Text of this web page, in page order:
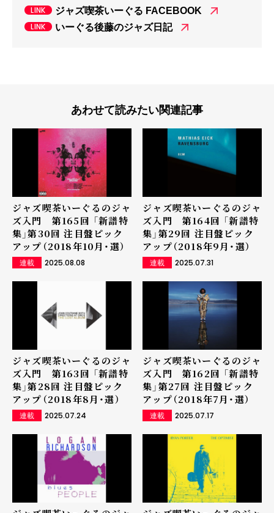
ジャズ喫茶いーぐる FACEBOOK
いーぐる後藤のジャズ日記
あわせて読みたい関連記事
ジャズ喫茶いーぐるのジャ
ズ入門 第165回 「新譜特
集」第30回 注目盤ピック
アップ（2018年10月・選）
連載 2025.08.08
ジャズ喫茶いーぐるのジャ
ズ入門 第164回 「新譜特
集」第29回 注目盤ピック
アップ（2018年9月・選）
連載 2025.07.31
ジャズ喫茶いーぐるのジャ
ズ入門 第163回 「新譜特
集」第28回 注目盤ピック
アップ（2018年8月・選）
連載 2025.07.24
ジャズ喫茶いーぐるのジャ
ズ入門 第162回 「新譜特
集」第27回 注目盤ピック
アップ（2018年7月・選）
連載 2025.07.17